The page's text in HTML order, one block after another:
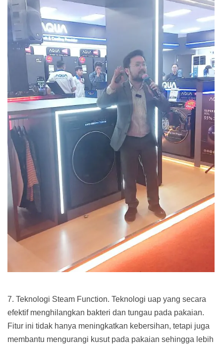
7. Teknologi Steam Function. Teknologi uap yang secara
efektif menghilangkan bakteri dan tungau pada pakaian.
Fitur ini tidak hanya meningkatkan kebersihan, tetapi juga
membantu mengurangi kusut pada pakaian sehingga lebih